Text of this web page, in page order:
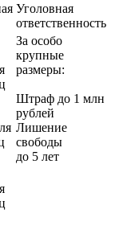
Уголовная
ответственность
За особо
крупные
размеры:
Штраф до 1 млн
рублей
Лишение
свободы
до 5 лет